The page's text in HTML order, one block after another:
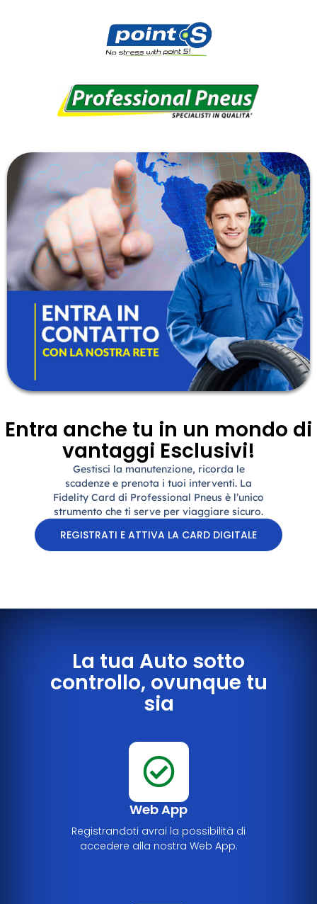
Entra anche tu in un mondo di
vantaggi Esclusivi!
Gestisci la manutenzione, ricorda le
scadenze e prenota i tuoi interventi. La
Fidelity Card di Professional Pneus è l’unico
strumento che ti serve per viaggiare sicuro.
REGISTRATI E ATTIVA LA CARD DIGITALE
La tua Auto sotto
controllo, ovunque tu
sia
Web App
Registrandoti avrai la possibilità di
accedere alla nostra Web App.